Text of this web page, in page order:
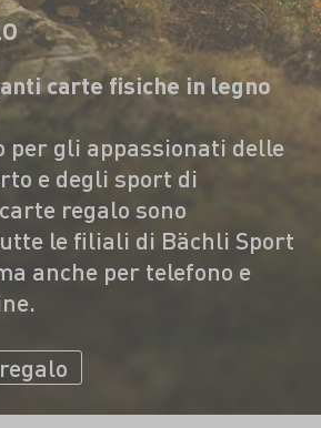
carte fisiche in legno
per gli appassionati delle
e degli sport di
regalo sono
le filiali di Bächli Sport
anche per telefono e